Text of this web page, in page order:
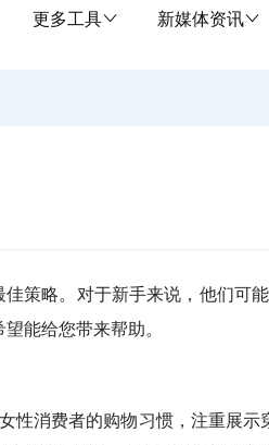
更多工具 新媒体资讯
策略。对于新手来说，他们可
能给您带来帮助。
性消费者的购物习惯，注重展示